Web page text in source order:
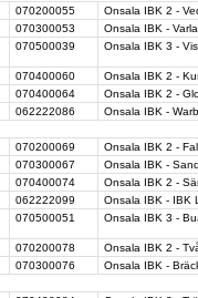
070200055
Onsala IBK 2 -
070300053
Onsala IBK -
070500039 Onsala IBK 3 -
070400060
Onsala IBK 2 -
070400064
Onsala IBK 2 -
062222086
Onsala IBK -
070200069
Onsala IBK 2 -
070300067
Onsala IBK -
070400074
Onsala IBK 2 -
062222099
Onsala IBK - IBK
070500051 Onsala IBK 3 -
070200078
Onsala IBK 2 -
070300076
Onsala IBK -